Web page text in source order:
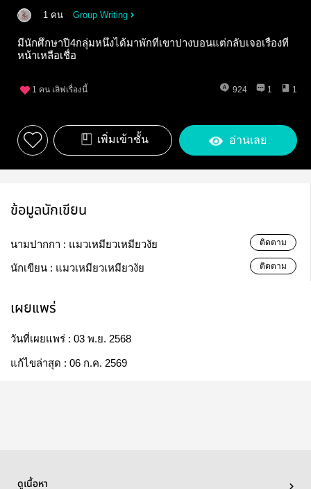
1 คน Group Writing
มีนักศึกษาปี4กลุ่มหนึ่งได้มาพักที่เขาปางบอนแต่กลับเจอเรื่องที่
หน้าเหลือเชื่อ
1 คน เลิฟเรื่องนี้ 924 1 1
เพิ่มเข้าชั้น อ่านเลย
ข้อมูลนักเขียน
นามปากกา : แมวเหมียวเหมียวงัย ติดตาม
นักเขียน : แมวเหมียวเหมียวงัย ติดตาม
เผยแพร่
วันที่เผยแพร่ : 03 พ.ย. 2568
แก้ไขล่าสุด : 06 ก.ค. 2569
ดูเนื้อหา